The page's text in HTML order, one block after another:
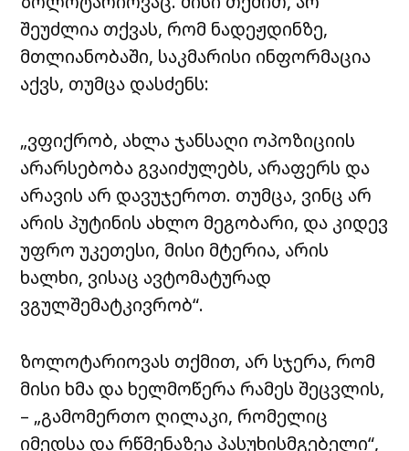
შეუძლია თქვას, რომ ნადეჟდინზე,
მთლიანობაში, საკმარისი ინფორმაცია
აქვს, თუმცა დასძენს:
„ვფიქრობ, ახლა ჯანსაღი ოპოზიციის
არარსებობა გვაიძულებს, არაფერს და
არავის არ დავუჯეროთ. თუმცა, ვინც არ
არის პუტინის ახლო მეგობარი, და კიდევ
უფრო უკეთესი, მისი მტერია, არის
ხალხი, ვისაც ავტომატურად
ვგულშემატკივრობ“.
ზოლოტარიოვას თქმით, არ სჯერა, რომ
მისი ხმა და ხელმოწერა რამეს შეცვლის,
– „გამომერთო ღილაკი, რომელიც
იმედსა და რწმენაზეა პასუხისმგებელი“,